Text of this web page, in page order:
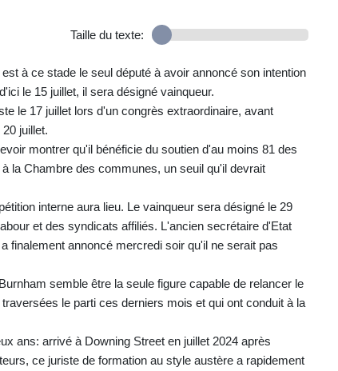
Taille du texte:
à ce stade le seul député à avoir annoncé son intention
le 15 juillet, il sera désigné vainqueur.
le 17 juillet lors d'un congrès extraordinaire, avant
juillet.
montrer qu'il bénéficie du soutien d'au moins 81 des
la Chambre des communes, un seuil qu'il devrait
interne aura lieu. Le vainqueur sera désigné le 29
et des syndicats affiliés. L'ancien secrétaire d'Etat
finalement annoncé mercredi soir qu'il ne serait pas
semble être la seule figure capable de relancer le
le parti ces derniers mois et qui ont conduit à la
ans: arrivé à Downing Street en juillet 2024 après
ce juriste de formation au style austère a rapidement